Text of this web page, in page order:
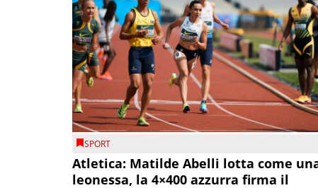
SPORT
Atletica: Matilde Abelli lotta come
leonessa, la 4×400 azzurra firma il